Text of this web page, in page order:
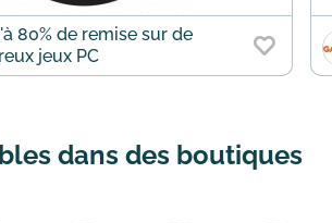
80% de remise sur de
jeux PC
dans des boutiques